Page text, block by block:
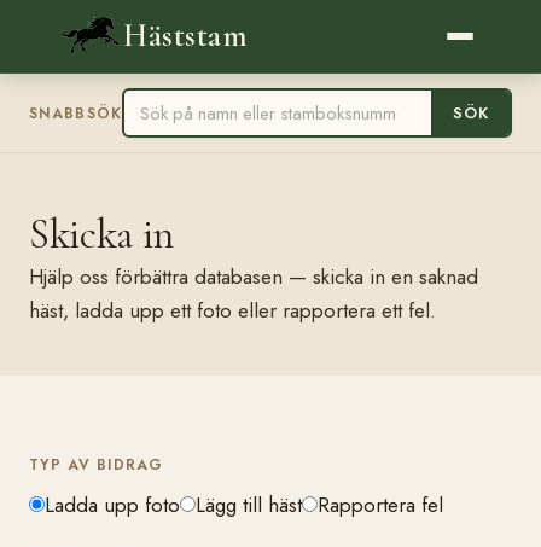
Häststam
SNABBSÖK SÖK
Skicka in
Hjälp oss förbättra databasen — skicka in en saknad
häst, ladda upp ett foto eller rapportera ett fel.
TYP AV BIDRAG
Ladda upp foto Lägg till häst Rapportera fel